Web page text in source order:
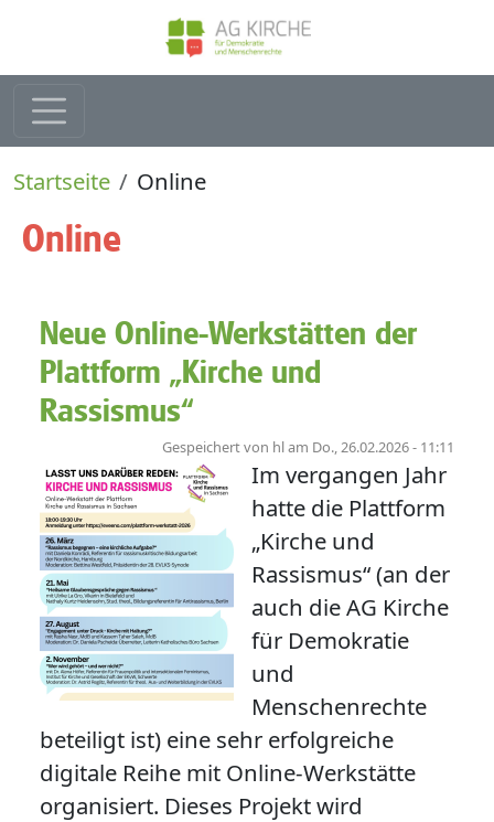
Direkt zum Inhalt
Pfadnavigation
Startseite Online
Online
Neue Online-Werkstätten der
Plattform „Kirche und
Rassismus“
Gespeichert von hlam Do., 26.02.2026 - 11:11
Im vergangen Jahr
hatte die Plattform
„Kirche und
Rassismus“ (an der
auch die AG Kirche
für Demokratie
und
Menschenrechte
beteiligt ist) eine sehr erfolgreiche
digitale Reihe mit Online-Werkstätte
organisiert. Dieses Projekt wird